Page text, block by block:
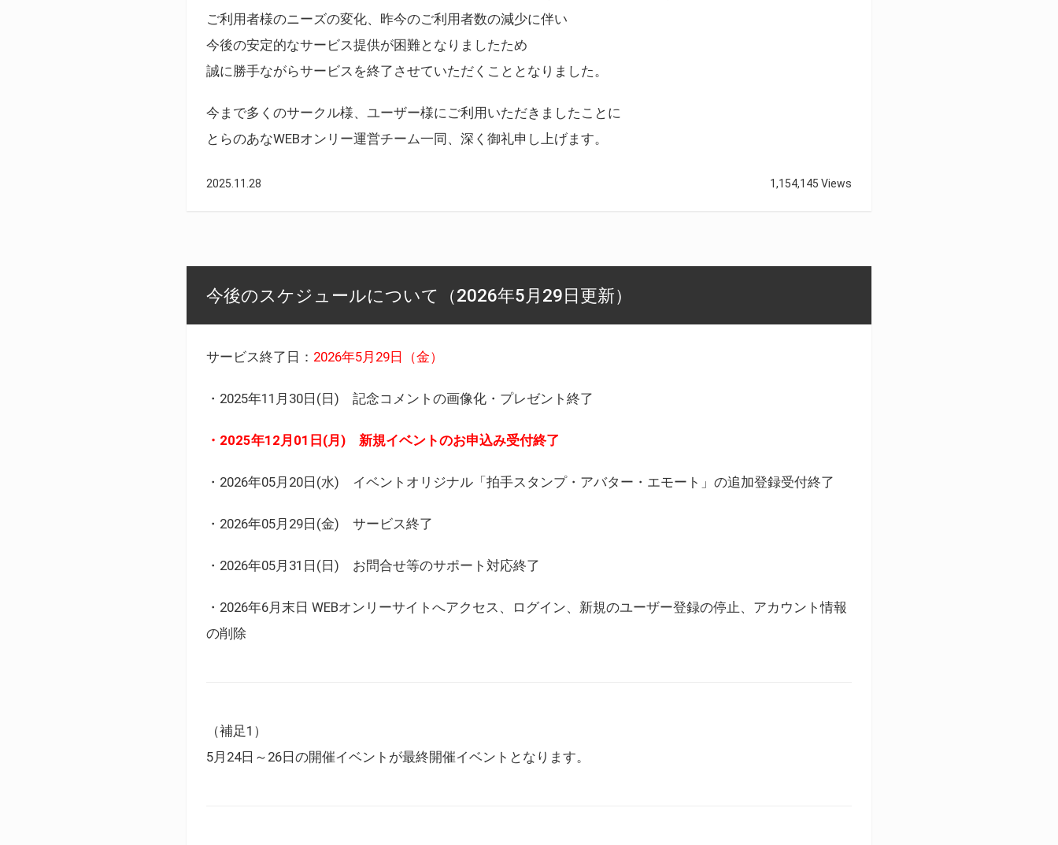
ご利用者様のニーズの変化、昨今のご利用者数の減少に伴い
今後の安定的なサービス提供が困難となりましたため
誠に勝手ながらサービスを終了させていただくこととなりました。
今まで多くのサークル様、ユーザー様にご利用いただきましたことに
とらのあなWEBオンリー運営チーム一同、深く御礼申し上げます。
2025.11.28 1,154,145 Views
今後のスケジュールについて（2026年5月29日更新）
サービス終了日： 2026年5月29日（金）
・2025年11月30日(日) 記念コメントの画像化・プレゼント終了
・2025年12月01日(月) 新規イベントのお申込み受付終了
・2026年05月20日(水) イベントオリジナル「拍手スタンプ・アバター・エモート」の追加登録受付終了
・2026年05月29日(金) サービス終了
・2026年05月31日(日) お問合せ等のサポート対応終了
・2026年6月末日 WEBオンリーサイトへアクセス、ログイン、新規のユーザー登録の停止、アカウント情報
の削除
（補足1）
5月24日～26日の開催イベントが最終開催イベントとなります。